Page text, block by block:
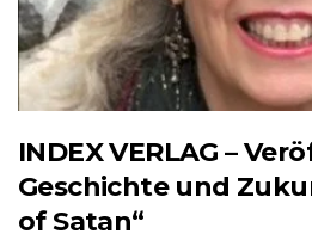
INDEX VERLAG –
Geschichte und
of Satan“